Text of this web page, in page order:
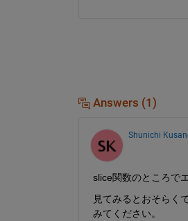
Answers (1)
Shunichi
slice関数のところで
見てみるとおそらく
みてください。